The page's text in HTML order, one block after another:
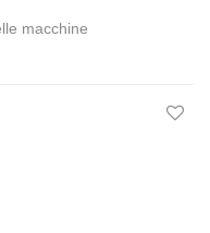
macchine